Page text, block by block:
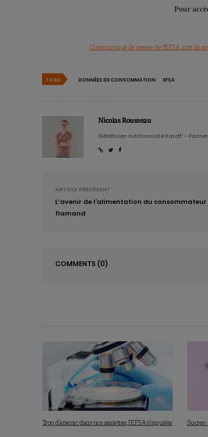
Pour
Communiqué de presse de l’EFSA, 2018; 26
TAGS DONNÉES DE CONSOMMATION EFSA
Nicolas Rousseau
Diététicien nutritionniste Karott' -
ARTICLE PRÉCÉDENT
L’avenir de l'alimentation du consommateur
flamand
COMMENTS (0)
Trop d’arsenic dans nos assiettes, l’EFSA s’inquiète